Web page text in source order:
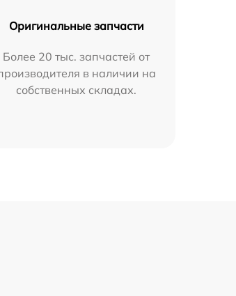
Оригинальные запчасти
Более 20 тыс. запчастей от
в наличии на
собственных складах.